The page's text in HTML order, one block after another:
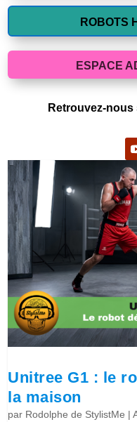
ROBOTS
ESPACE
Retrouvez-
Unitree G1 : le
la maison
par Rodolphe de StylistMe |